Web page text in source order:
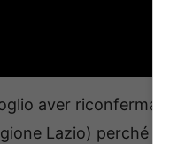
aver
Lazio) perché